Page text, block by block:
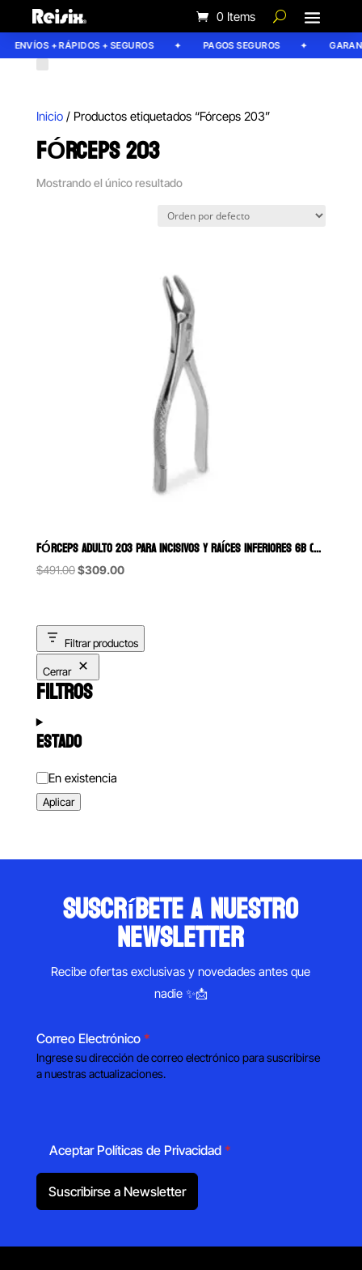
0 Items
ENVÍOS + RÁPIDOS + SEGUROS PAGOS SEGUROS
Inicio/ Productos etiquetados “Fórceps 203”
FÓRCEPS 203
Mostrando el único resultado
FÓRCEPS ADULTO 203 PARA INCISIVOS Y RAÍCES INFERIORES 6B (096)
$491.00Original
$491.00.
$309.00Current
$309.00.
Filtrar productos
Cerrar
FILTROS
ESTADO
Estado
En existencia
Aplicar
suscríbete a nuestro
newsletter
Recibe ofertas exclusivas y novedades antes que
nadie ✨📩
Correo Electrónico *
Ingrese su dirección de correo electrónico para suscribirse
a nuestras actualizaciones.
Aceptar Políticas de Privacidad *
Suscribirse a Newsletter